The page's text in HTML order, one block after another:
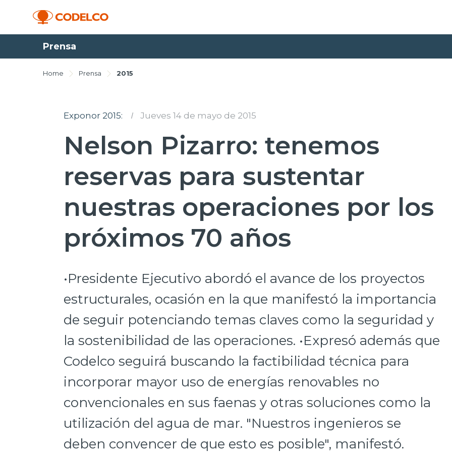
Prensa
Home Prensa 2015
Exponor 2015: I Jueves 14 de mayo de 2015
Nelson Pizarro: tenemos
reservas para sustentar
nuestras operaciones por los
próximos 70 años
•Presidente Ejecutivo abordó el avance de los proyectos
estructurales, ocasión en la que manifestó la importancia
de seguir potenciando temas claves como la seguridad y
la sostenibilidad de las operaciones. •Expresó además que
Codelco seguirá buscando la factibilidad técnica para
incorporar mayor uso de energías renovables no
convencionales en sus faenas y otras soluciones como la
utilización del agua de mar. "Nuestros ingenieros se
deben convencer de que esto es posible", manifestó.